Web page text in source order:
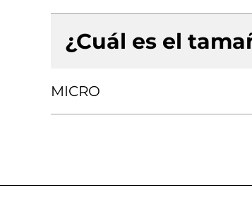
¿Cuál es el
MICRO